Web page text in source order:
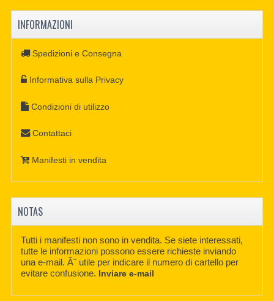
INFORMAZIONI
Spedizioni e Consegna
Informativa sulla Privacy
Condizioni di utilizzo
Contattaci
Manifesti in vendita
NOTAS
Tutti i manifesti non sono in vendita. Se siete interessati,
tutte le informazioni possono essere richieste inviando
una e-mail. Ãˆ utile per indicare il numero di cartello per
evitare confusione. Inviare e-mail